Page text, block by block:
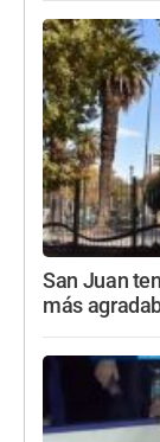
San Juan
más